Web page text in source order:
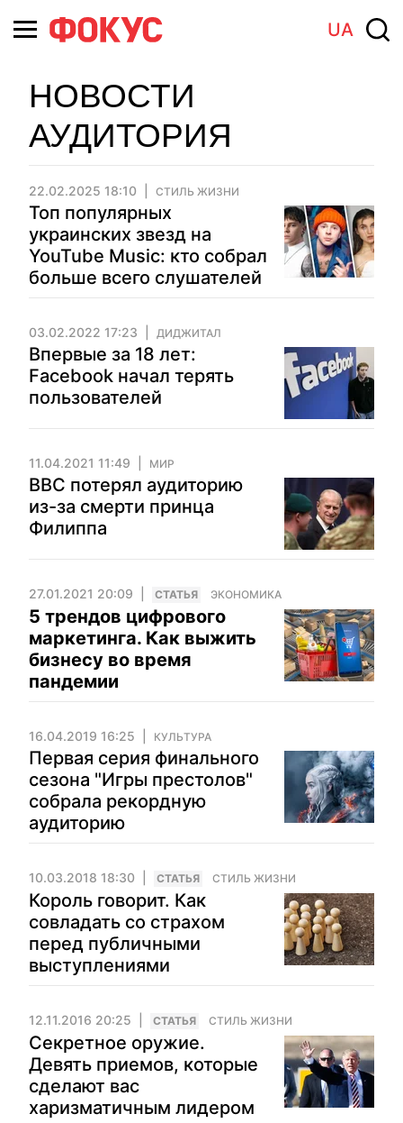
UA
НОВОСТИ
АУДИТОРИЯ
22.02.2025 18:10 СТИЛЬ ЖИЗНИ
Топ популярных
украинских звезд на
YouTube Music: кто собрал
больше всего слушателей
03.02.2022 17:23 ДИДЖИТАЛ
Впервые за 18 лет:
Facebook начал терять
пользователей
11.04.2021 11:49 МИР
ВВС потерял аудиторию
из-за смерти принца
Филиппа
27.01.2021 20:09 CТАТЬЯ ЭКОНОМИКА
5 трендов цифрового
маркетинга. Как выжить
бизнесу во время
пандемии
16.04.2019 16:25 КУЛЬТУРА
Первая серия финального
сезона "Игры престолов"
собрала рекордную
аудиторию
10.03.2018 18:30 CТАТЬЯ СТИЛЬ ЖИЗНИ
Король говорит. Как
совладать со страхом
перед публичными
выступлениями
12.11.2016 20:25 CТАТЬЯ СТИЛЬ ЖИЗНИ
Секретное оружие.
Девять приемов, которые
сделают вас
харизматичным лидером